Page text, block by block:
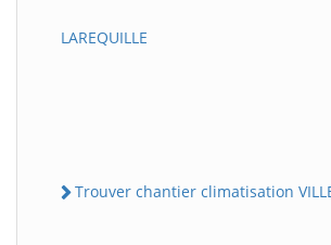
LAREQUILLE
Trouver chantier climatisation